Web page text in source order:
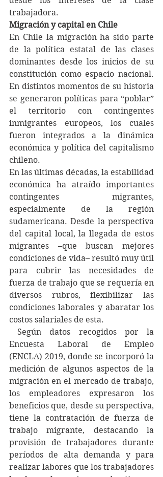
trabajadora.
Migración y capital en Chile
En Chile la migración ha sido parte
de la política estatal de las clases
dominantes desde los inicios de su
constitución como espacio nacional.
En distintos momentos de su historia
se generaron políticas para “poblar”
el territorio con contingentes
inmigrantes europeos, los cuales
fueron integrados a la dinámica
económica y política del capitalismo
chileno.
En las últimas décadas, la estabilidad
económica ha atraído importantes
contingentes migrantes,
especialmente de la región
sudamericana. Desde la perspectiva
del capital local, la llegada de estos
migrantes –que buscan mejores
condiciones de vida– resultó muy útil
para cubrir las necesidades de
fuerza de trabajo que se requería en
diversos rubros, flexibilizar las
condiciones laborales y abaratar los
costos salariales de esta.
Encuesta Laboral de Empleo
(ENCLA) 2019, donde se incorporó la
medición de algunos aspectos de la
migración en el mercado de trabajo,
los empleadores expresaron los
beneficios que, desde su perspectiva,
tiene la contratación de fuerza de
trabajo migrante, destacando la
provisión de trabajadores durante
períodos de alta demanda y para
realizar labores que los trabajadores